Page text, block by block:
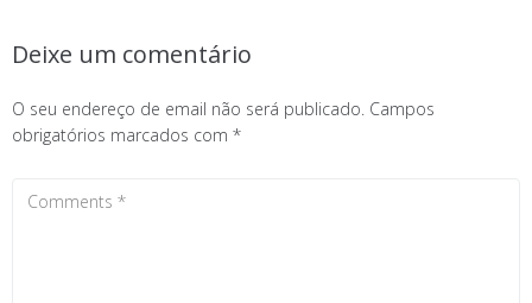
Deixe um comentário
O seu endereço de email não será publicado. Campos
obrigatórios marcados com *